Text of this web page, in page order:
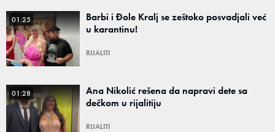
01:25
Barbi i Đole Kralj se zeštoko posvadjali već
u karantinu!
RIJALITI
01:28
Ana Nikolić rešena da napravi dete sa
dečkom u rijalitiju
RIJALITI